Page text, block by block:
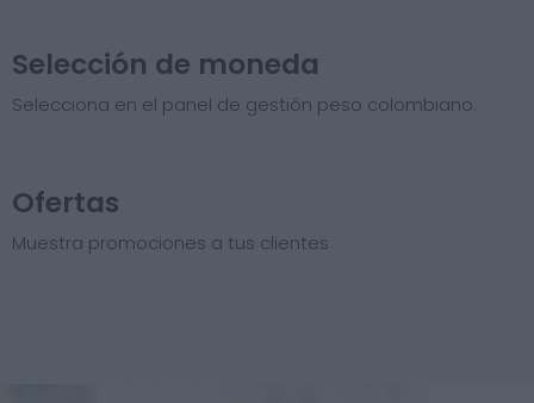
Selección de moneda
Selecciona en el panel de gestión peso colombiano.
Ofertas
Muestra promociones a tus clientes